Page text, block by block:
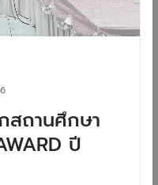
สถานศึกษา
ปี